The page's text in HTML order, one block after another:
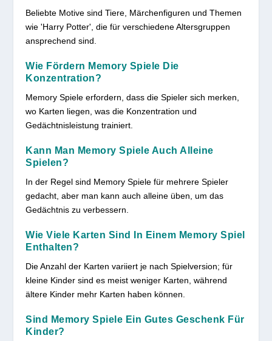
Beliebte Motive sind Tiere, Märchenfiguren und Themen
wie 'Harry Potter', die für verschiedene Altersgruppen
ansprechend sind.
Wie Fördern Memory Spiele Die
Konzentration?
Memory Spiele erfordern, dass die Spieler sich merken,
wo Karten liegen, was die Konzentration und
Gedächtnisleistung trainiert.
Kann Man Memory Spiele Auch Alleine
Spielen?
In der Regel sind Memory Spiele für mehrere Spieler
gedacht, aber man kann auch alleine üben, um das
Gedächtnis zu verbessern.
Wie Viele Karten Sind In Einem Memory Spiel
Enthalten?
Die Anzahl der Karten variiert je nach Spielversion; für
kleine Kinder sind es meist weniger Karten, während
ältere Kinder mehr Karten haben können.
Sind Memory Spiele Ein Gutes Geschenk Für
Kinder?